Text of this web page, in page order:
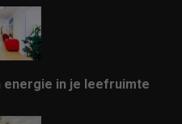
in je leefruimte